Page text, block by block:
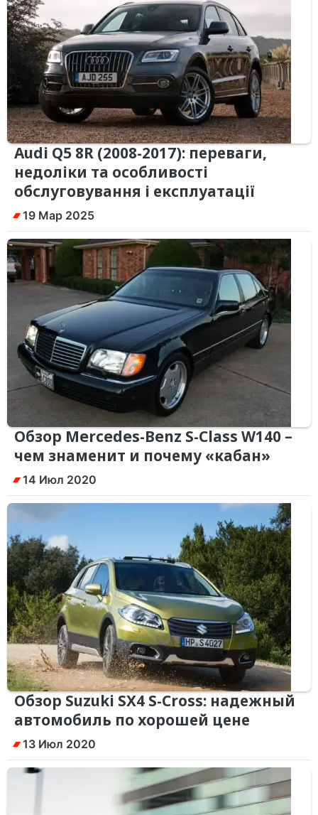
Audi Q5 8R (2008-2017): переваги,
недоліки та особливості
обслуговування і експлуатації
19 Мар 2025
Обзор Mercedes-Benz S-Class W140 –
чем знаменит и почему «кабан»
14 Июл 2020
Обзор Suzuki SX4 S-Cross: надежный
автомобиль по хорошей цене
13 Июл 2020